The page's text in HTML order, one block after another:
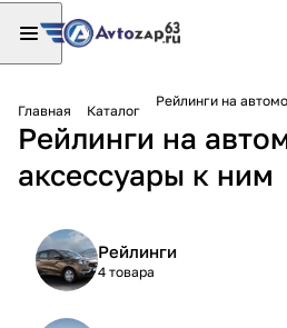
Главная Каталог
Рейлинги на
Рейлинги на
аксессуары к ним
Рейлинги
4 товара